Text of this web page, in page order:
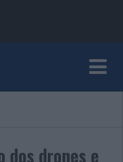
dos drones e